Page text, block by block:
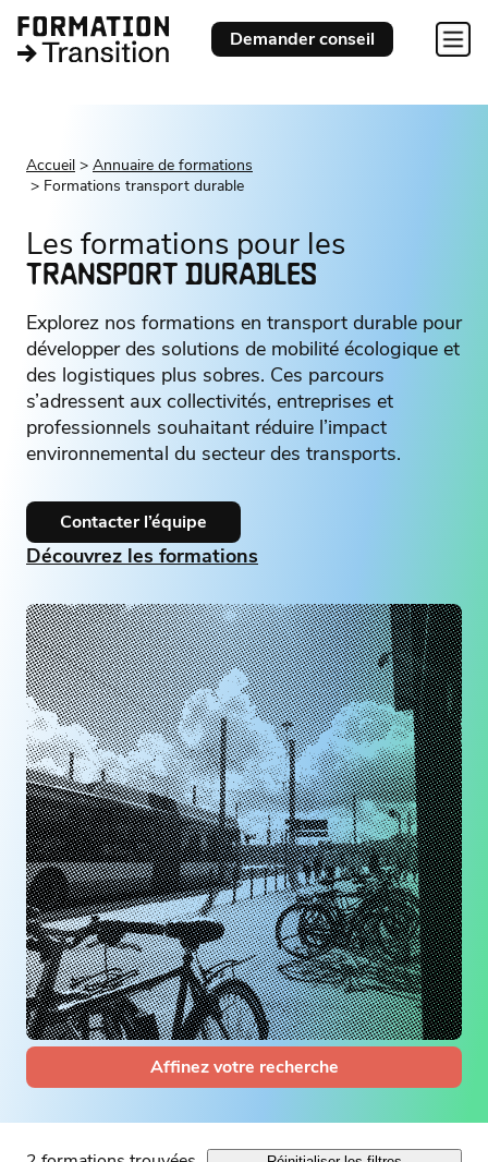
Demander conseil
Accueil
Annuaire de formations
Formations transport durable
Les formations pour les
TRANSPORT DURABLES
Explorez nos formations en transport durable pour
développer des solutions de mobilité écologique et
des logistiques plus sobres. Ces parcours
s’adressent aux collectivités, entreprises et
professionnels souhaitant réduire l’impact
environnemental du secteur des transports.
Contacter l’équipe
Découvrez les formations
Affinez votre recherche